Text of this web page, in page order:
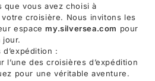
que vous avez choisi à
votre croisière. Nous invitons les
espacemy.silversea.com pour
jour.
:
l’une des croisières d’expédition
pour une véritable aventure.